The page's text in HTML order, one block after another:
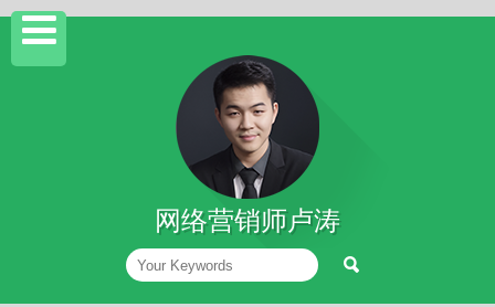
网络营销师卢涛